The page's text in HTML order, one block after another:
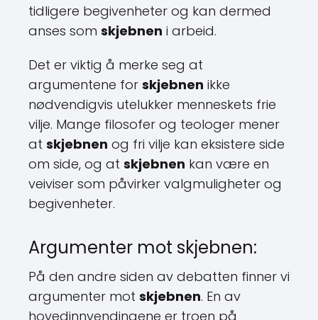
tidligere begivenheter og kan dermed
anses som skjebnen i arbeid.
Det er viktig å merke seg at
argumentene for skjebnen ikke
nødvendigvis utelukker menneskets frie
vilje. Mange filosofer og teologer mener
at skjebnen og fri vilje kan eksistere side
om side, og at skjebnen kan være en
veiviser som påvirker valgmuligheter og
begivenheter.
Argumenter mot skjebnen:
På den andre siden av debatten finner vi
argumenter mot skjebnen. En av
hovedinnvendingene er troen på